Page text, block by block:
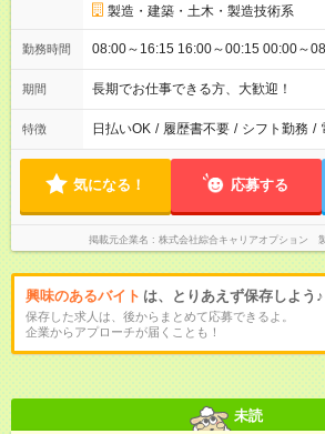
製造・建築・土木・製造技術系
勤務時間 08:00～16:15 16:00～00:15 00:00～
期間 長期でお仕事できる方、大歓迎！
特徴 日払いOK / 履歴書不要 / シフト勤務 /
気になる！ 応募する
掲載元企業名 株式会社綜合キャリアオプション
興味のあるバイト は、とりあえず保存しよう♪
保存した求人は、後からまとめて応募できるよ。
企業からアプローチが届くことも！
未読